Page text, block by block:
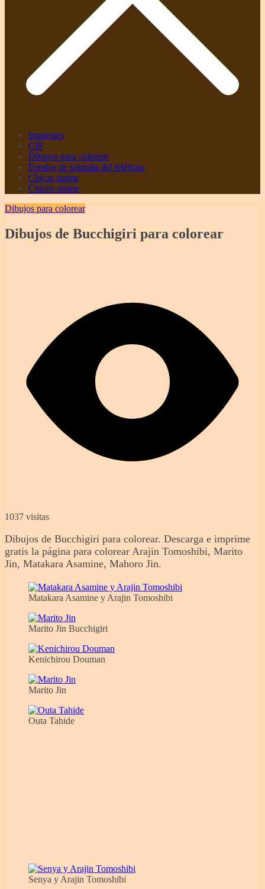
Imagenes
GIF
Dibujos para colorear
Fondos de pantalla del teléfono
Chicas anime
Chicos anime
Dibujos para colorear
Dibujos de Bucchigiri para colorear
1037 visitas
Dibujos de Bucchigiri para colorear. Descarga e imprime
gratis la página para colorear Arajin Tomoshibi, Marito
Jin, Matakara Asamine, Mahoro Jin.
Matakara Asamine y Arajin Tomoshibi
Marito Jin Bucchigiri
Kenichirou Douman
Marito Jin
Outa Tahide
Senya y Arajin Tomoshibi